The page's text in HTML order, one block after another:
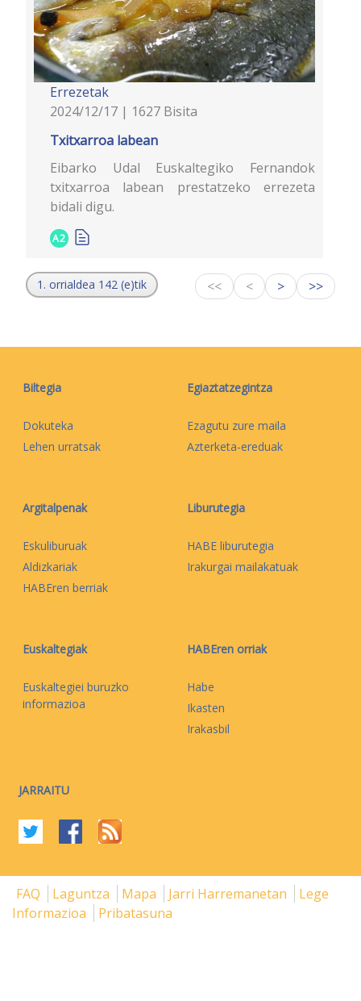
Errezetak
2024/12/17 | 1627 Bisita
Txitxarroa labean
Eibarko Udal Euskaltegiko Fernandok
txitxarroa labean prestatzeko errezeta
bidali digu.
A2
1. orrialdea 142 (e)tik << < > >>
Biltegia
Dokuteka
Lehen urratsak
Egiaztatzegintza
Ezagutu zure maila
Azterketa-ereduak
Argitalpenak
Eskuliburuak
Aldizkariak
HABEren berriak
Liburutegia
HABE liburutegia
Irakurgai mailakatuak
Euskaltegiak
Euskaltegiei buruzko
informazioa
HABEren orriak
Habe
Ikasten
Irakasbil
JARRAITU
FAQ Laguntza Mapa Jarri Harremanetan
Lege
Informazioa
Pribatasuna